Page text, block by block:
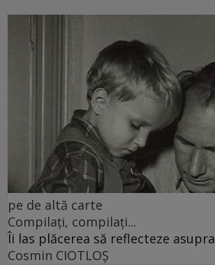
pe de altă carte
Compilați, compilați...
Îi las plăcerea să reflecteze asupra
Cosmin CIOTLOŞ